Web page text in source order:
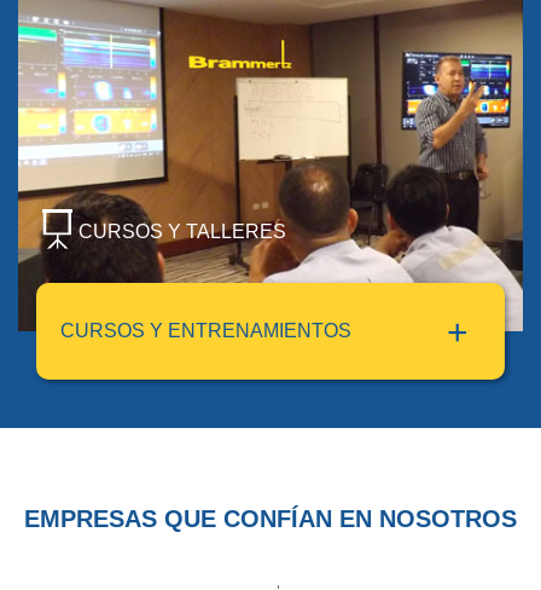
CURSOS Y TALLERES
CURSOS Y ENTRENAMIENTOS
EMPRESAS QUE CONFÍAN EN NOSOTROS